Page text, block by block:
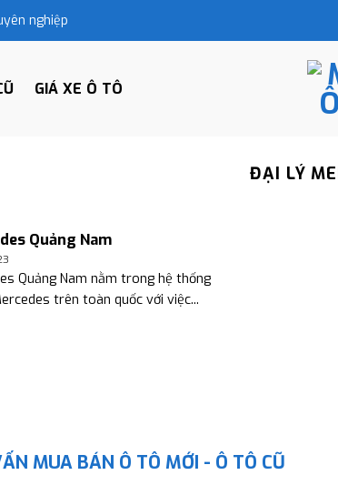
nghiệp
GIÁ XE Ô TÔ
ĐẠI LÝ
Quảng Nam
Quảng Nam nằm trong hệ thống
trên toàn quốc với việc...
MUA BÁN Ô TÔ MỚI - Ô TÔ CŨ